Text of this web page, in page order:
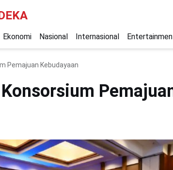
Ekonomi Nasional Internasional
Pemajuan Kebudayaan